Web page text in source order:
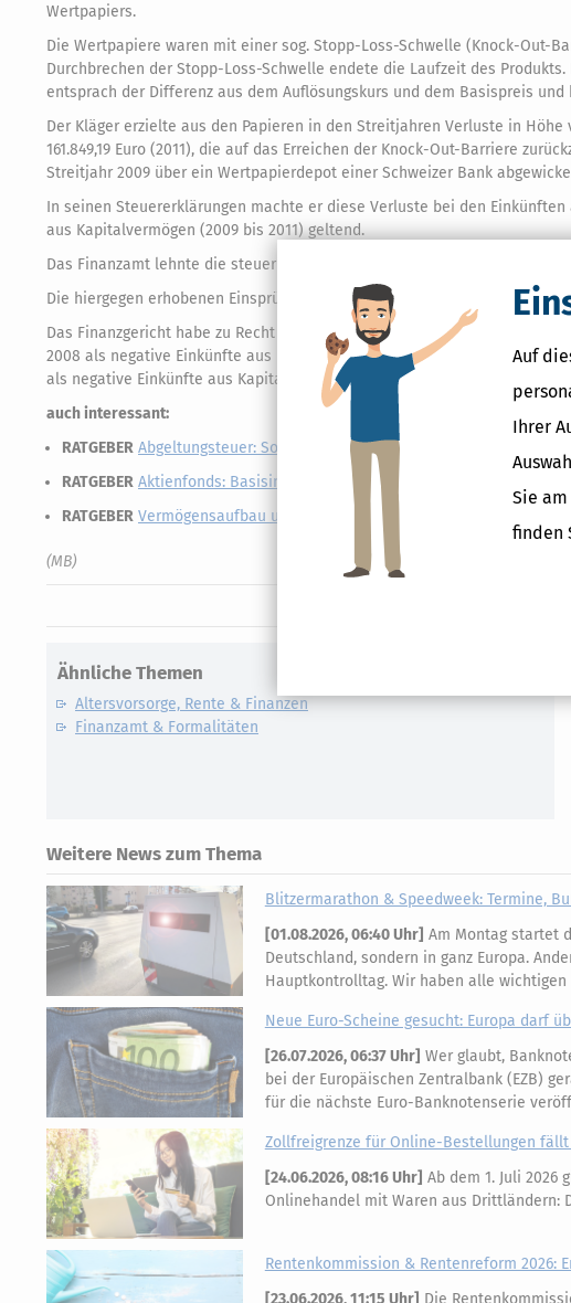
Auf
Ihrer
Sie
finden
Wertpapiers.
Die Wertpapiere waren mit einer sog. Stopp-Loss-Schwelle (Knock-Out-
Durchbrechen der Stopp-Loss-Schwelle endete die Laufzeit des
entsprach der Differenz aus dem Auflösungskurs und dem Basispreis
Der Kläger erzielte aus den Papieren in den Streitjahren Verluste in Höhe
161.849,19 Euro (2011), die auf das Erreichen der Knock-Out-Barriere
Streitjahr 2009 über ein Wertpapierdepot einer Schweizer Bank
In seinen Steuererklärungen machte er diese Verluste bei den
aus Kapitalvermögen (2009 bis 2011) geltend.
Das Finanzamt lehnte die steuerliche Berücksichtigung der Verluste bei
Die hiergegen erhobenen Einsprüche blieben ohne Erfolg, Finanzgericht
Das Finanzgericht habe zu Recht entschieden, dass die von dem Kläger
2008 als negative Einkünfte aus privaten Veräußerungsgeschäften i.S. des
als negative Einkünfte aus Kapitalvermögen i.S. des § 20 EStG 2009 zu
auch interessant:
RATGEBER Abgeltungsteuer: So versteuern Sie Ihre Kapitalanlagen
RATGEBER Aktienfonds: Basisinvestment für Ihre private
RATGEBER Vermögensaufbau und Altersvorsorge mit Investmentfonds
(MB)
Ähnliche Themen
Altersvorsorge, Rente & Finanzen
Finanzamt & Formalitäten
Weitere News zum Thema
Blitzermarathon & Speedweek: Termine,
[01.08.2026, 06:40 Uhr] Am Montag startet
Deutschland, sondern in ganz Europa.
Hauptkontrolltag. Wir haben alle
Neue Euro-Scheine gesucht: Europa darf
[26.07.2026, 06:37 Uhr] Wer glaubt,
bei der Europäischen Zentralbank (EZB)
für die nächste Euro-Banknotenserie
Zollfreigrenze für Online-Bestellungen fällt
[24.06.2026, 08:16 Uhr] Ab dem 1. Juli
Onlinehandel mit Waren aus Drittländern:
Rentenkommission & Rentenreform 2026:
[23.06.2026, 11:15 Uhr] Die